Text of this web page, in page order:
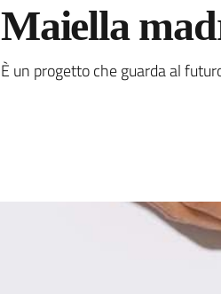
Maiella
È un progetto che guarda al